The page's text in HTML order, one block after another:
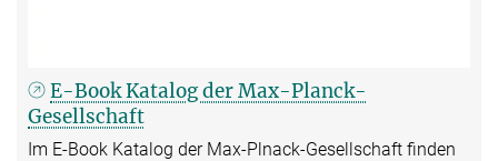
E-Book Katalog der Max-Planck-
Gesellschaft
Im E-Book Katalog der Max-Plnack-Gesellschaft finden